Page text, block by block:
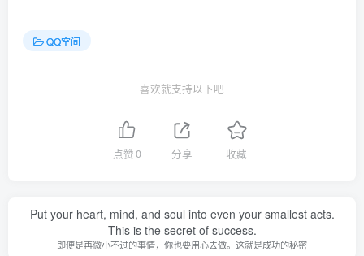
QQ空间
喜欢就支持以下吧
点赞0 分享 收藏
Put your heart, mind, and soul into even your smallest acts.
This is the secret of success.
即便是再微小不过的事情，你也要用心去做。这就是成功的秘密